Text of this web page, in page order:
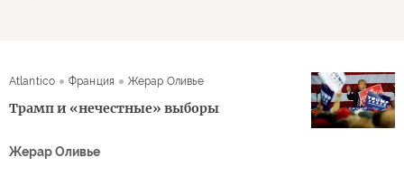
Atlantico Франция Жерар Оливье
Трамп и «нечестные» выборы
Жерар Оливье